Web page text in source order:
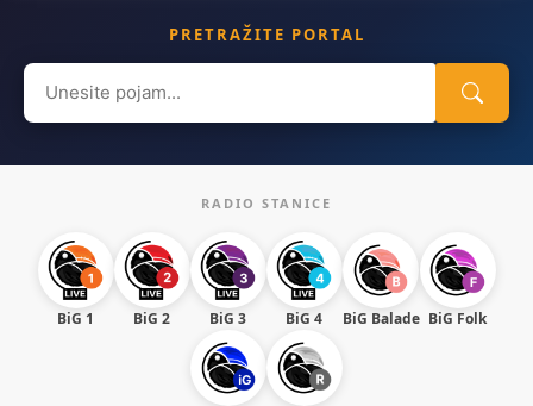
PRETRAŽITE PORTAL
Search
for:
RADIO STANICE
BiG 1 BiG 2 BiG 3 BiG 4 BiG Balade BiG Folk